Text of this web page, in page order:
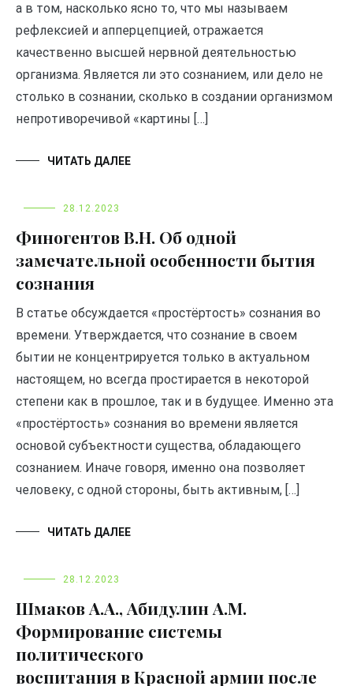
а в том, насколько ясно то, что мы называем
рефлексией и апперцепцией, отражается
качественно высшей нервной деятельностью
организма. Является ли это сознанием, или дело не
столько в сознании, сколько в создании организмом
непротиворечивой «картины […]
ЧИТАТЬ ДАЛЕЕ
28.12.2023
Финогентов В.Н. Об одной
замечательной особенности бытия
сознания
В статье обсуждается «простёртость» сознания во
времени. Утверждается, что сознание в своем
бытии не концентрируется только в актуальном
настоящем, но всегда простирается в некоторой
степени как в прошлое, так и в будущее. Именно эта
«простёртость» сознания во времени является
основой субъектности существа, обладающего
сознанием. Иначе говоря, именно она позволяет
человеку, с одной стороны, быть активным, […]
ЧИТАТЬ ДАЛЕЕ
28.12.2023
Шмаков А.А., Абидулин А.М.
Формирование системы
политического
воспитания в Красной армии после